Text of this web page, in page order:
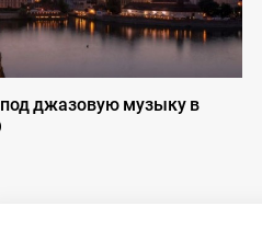
джазовую музыку в